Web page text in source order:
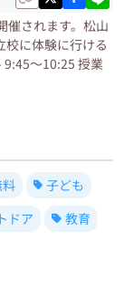
催されます。松山
校に体験に行ける
9:45～10:25 授業
子ども
ドア
教育